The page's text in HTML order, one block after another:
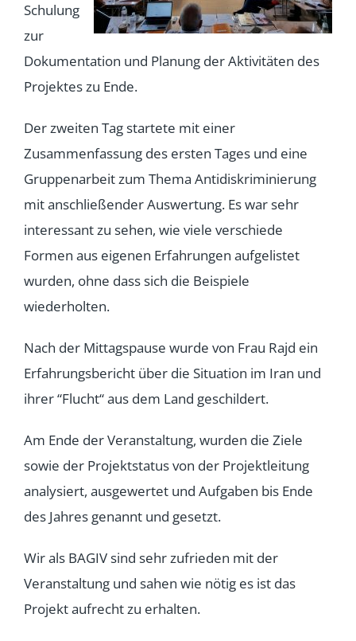
Schulung
zur
Dokumentation und Planung der Aktivitäten des
Projektes zu Ende.
Der zweiten Tag startete mit einer
Zusammenfassung des ersten Tages und eine
Gruppenarbeit zum Thema Antidiskriminierung
mit anschließender Auswertung. Es war sehr
interessant zu sehen, wie viele verschiede
Formen aus eigenen Erfahrungen aufgelistet
wurden, ohne dass sich die Beispiele
wiederholten.
Nach der Mittagspause wurde von Frau Rajd ein
Erfahrungsbericht über die Situation im Iran und
ihrer “Flucht“ aus dem Land geschildert.
Am Ende der Veranstaltung, wurden die Ziele
sowie der Projektstatus von der Projektleitung
analysiert, ausgewertet und Aufgaben bis Ende
des Jahres genannt und gesetzt.
Wir als BAGIV sind sehr zufrieden mit der
Veranstaltung und sahen wie nötig es ist das
Projekt aufrecht zu erhalten.